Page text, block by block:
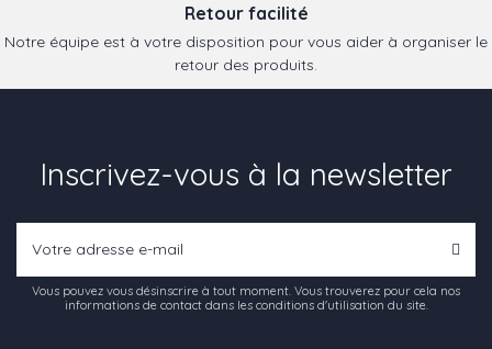
Retour facilité
Notre équipe est à votre disposition pour vous aider à organiser le
retour des produits.
Inscrivez-vous à la newsletter
Vous pouvez vous désinscrire à tout moment. Vous trouverez pour cela nos
informations de contact dans les conditions d'utilisation du site.